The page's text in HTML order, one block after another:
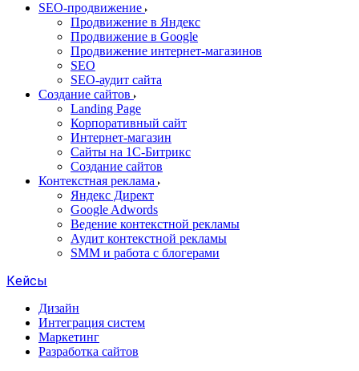
SEO-продвижение
Продвижение в Яндекс
Продвижение в Google
Продвижение интернет-магазинов
SEO
SEO-аудит сайта
Создание сайтов
Landing Page
Корпоративный сайт
Интернет-магазин
Сайты на 1С-Битрикс
Создание сайтов
Контекстная реклама
Яндекс Директ
Google Adwords
Ведение контекстной рекламы
Аудит контекстной рекламы
SMM и работа с блогерами
Кейсы
Дизайн
Интеграция систем
Маркетинг
Разработка сайтов